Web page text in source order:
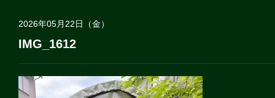
2026年05月22日（金）
IMG_1612